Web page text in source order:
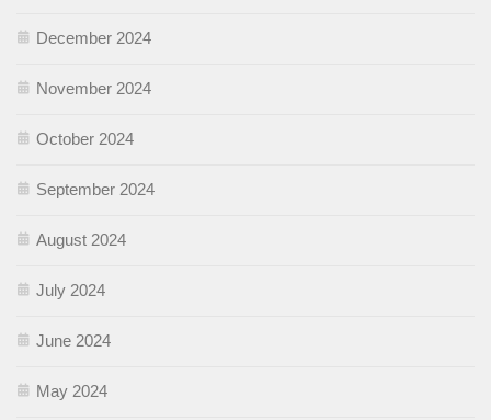
December 2024
November 2024
October 2024
September 2024
August 2024
July 2024
June 2024
May 2024